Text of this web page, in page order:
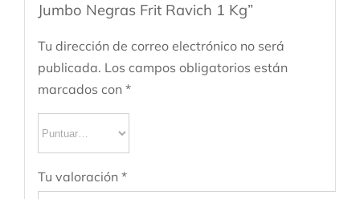
Jumbo Negras Frit Ravich 1 Kg”
Tu dirección de correo electrónico no será
publicada. Los campos obligatorios están
marcados con *
Tu valoración *